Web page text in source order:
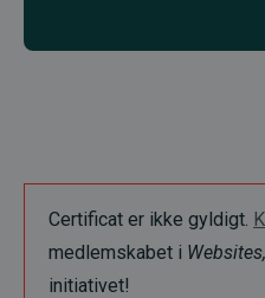
Certificat er ikke gyldigt.
medlemskabet i
initiativet!